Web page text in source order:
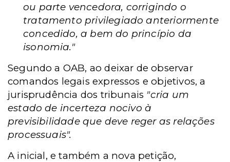
ou parte vencedora, corrigindo o
tratamento privilegiado anteriormente
concedido, a bem do princípio da
isonomia."
Segundo a OAB, ao deixar de observar
comandos legais expressos e objetivos, a
jurisprudência dos tribunais "cria um
estado de incerteza nocivo à
previsibilidade que deve reger as relações
processuais".
A inicial, e também a nova petição,